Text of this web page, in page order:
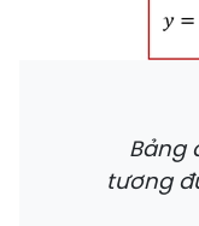
Bảng
tương